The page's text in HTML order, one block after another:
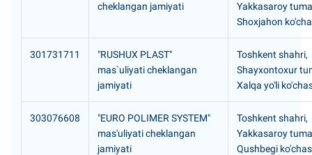
cheklangan jamiyati
Yakkasaroy
Shoxjahon
301731711
"RUSHUX PLAST"
mas`uliyati cheklangan
jamiyati
Toshkent shahri,
Shayxontoxur
Xalqa yo'li
303076608
"EURO POLIMER SYSTEM"
mas'uliyati cheklangan
jamiyati
Toshkent shahri,
Yakkasaroy
Qushbegi